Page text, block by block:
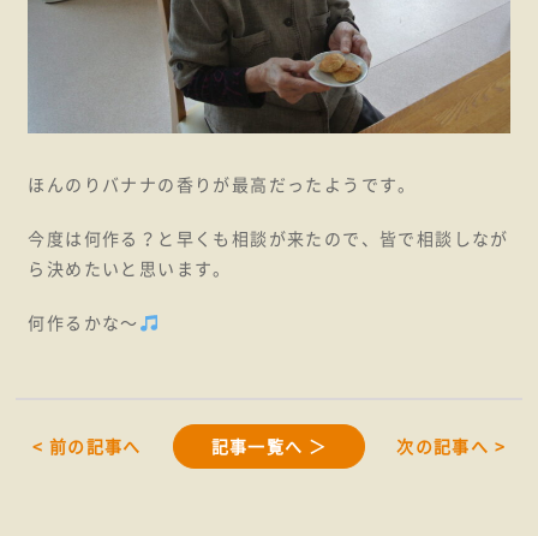
ほんのりバナナの香りが最高だったようです。
今度は何作る？と早くも相談が来たので、皆で相談しなが
ら決めたいと思います。
何作るかな～
< 前の記事へ 記事一覧へ ＞ 次の記事へ >